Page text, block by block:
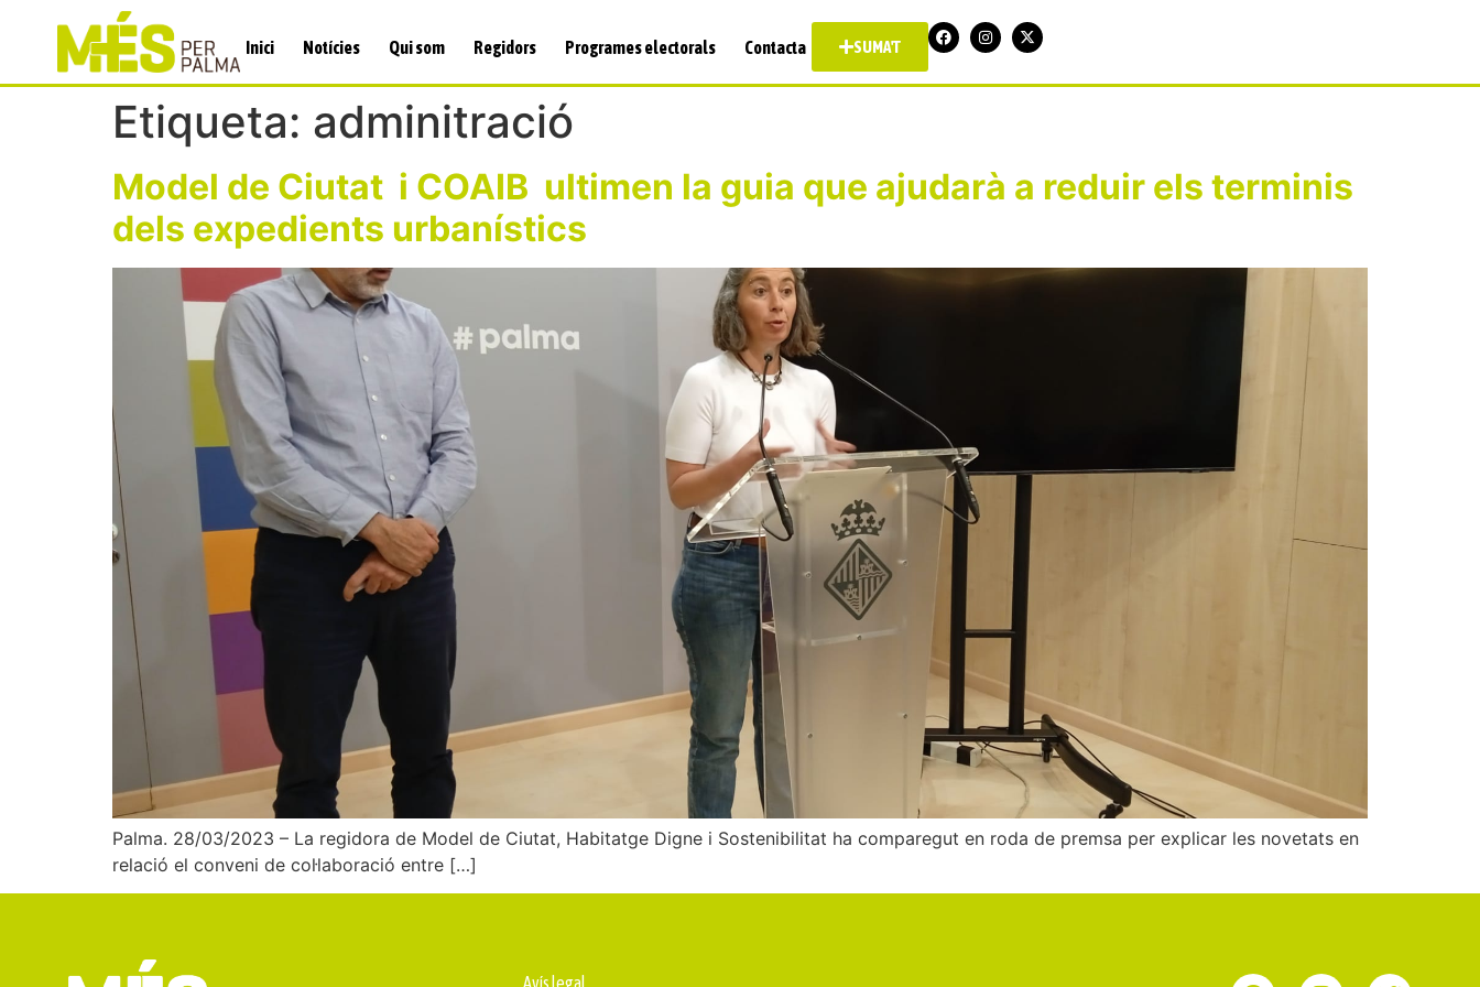
Inici Notícies Qui som Regidors Programes electorals Contacta SUMA'T
Etiqueta: adminitració
Model de Ciutat i COAIB ultimen la guia que ajudarà a reduir els terminis
dels expedients urbanístics
Palma. 28/03/2023 – La regidora de Model de Ciutat, Habitatge Digne i Sostenibilitat ha comparegut en roda de premsa per explicar les novetats en
relació el conveni de col·laboració entre […]
Avís legal